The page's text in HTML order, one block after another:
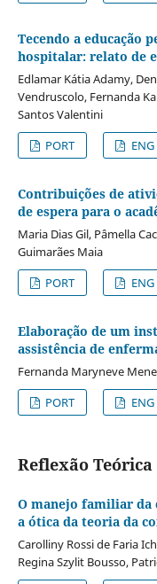
Tecendo a educação
hospitalar: relato de
Edlamar Kátia Adamy,
Vendruscolo, Fernanda
Santos Valentini
PORT
ENG
Contribuições de
de espera para o
Maria Dias Gil, Pâmella
Guimarães Maia
PORT
ENG
Elaboração de um
assistência de
Fernanda Maryneve
PORT
ENG
Reflexão Teórica
O manejo familiar da
a ótica da teoria da
Carolliny Rossi de Faria
Regina Szylit Bousso,